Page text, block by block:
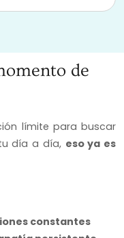
de
límite para buscar
día a día, eso ya es
constantes